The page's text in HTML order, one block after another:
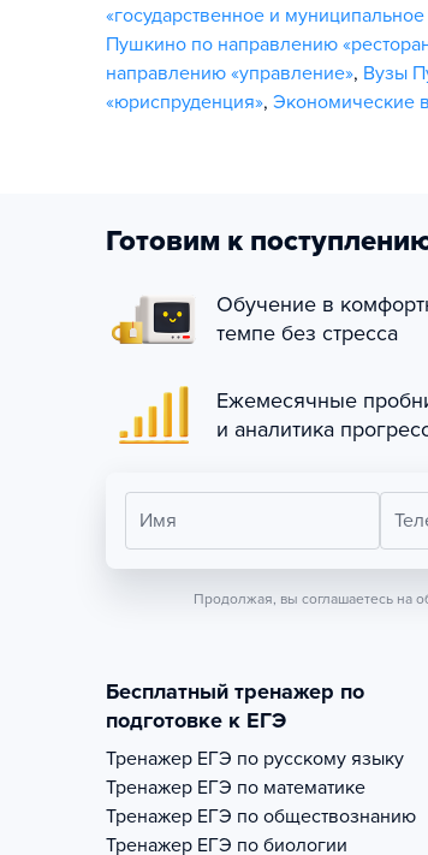
«государственное и
Пушкино по направлению
направлению «управление», Вузы
«юриспруденция», Экономические
Готовим к
Обучение в
темпе без стресса
Ежемесячные
и аналитика
Имя
Продолжая, вы соглашаетесь на
Бесплатный тренажер по
подготовке к ЕГЭ
Тренажер ЕГЭ по русскому языку
Тренажер ЕГЭ по математике
Тренажер ЕГЭ по обществознанию
Тренажер ЕГЭ по биологии